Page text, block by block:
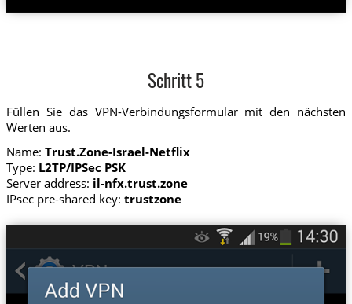
Schritt 5
Füllen Sie das VPN-Verbindungsformular mit den nächsten
Werten aus.
Name: Trust.Zone-Israel-Netflix
Type: L2TP/IPSec PSK
Server address: il-nfx.trust.zone
IPsec pre-shared key: trustzone